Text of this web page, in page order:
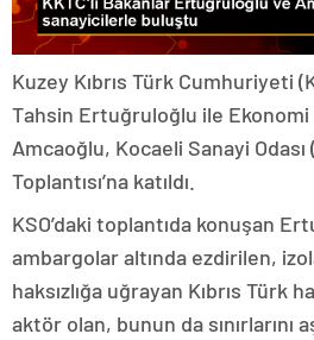
Kuzey Kıbrıs Türk Cumhuriyeti
Tahsin Ertuğruloğlu ile Ekonomi
Amcaoğlu, Kocaeli Sanayi Odası
Toplantısı’na katıldı.
KSO’daki toplantıda konuşan
ambargolar altında ezdirilen,
haksızlığa uğrayan Kıbrıs Türk
aktör olan, bunun da sınırlarını